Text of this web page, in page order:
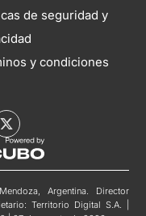
de seguridad y
y condiciones
Argentina. Director
Territorio Digital S.A. |